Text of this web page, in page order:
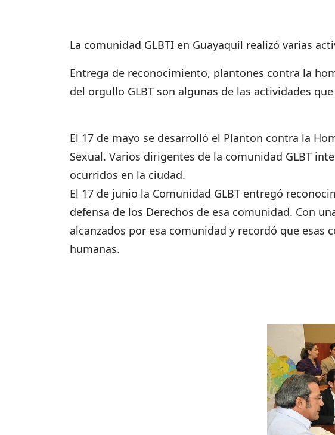
La comunidad GLBTI en Guayaquil realizó varias
Entrega de reconocimiento, plantones contra la
del orgullo GLBT son algunas de las actividades
El 17 de mayo se desarrolló el Planton contra la
Sexual. Varios dirigentes de la comunidad GLBT
ocurridos en la ciudad.
El 17 de junio la Comunidad GLBT entregó
defensa de los Derechos de esa comunidad. Con
alcanzados por esa comunidad y recordó que
humanas.